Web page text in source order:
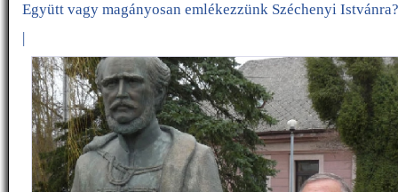
Együtt vagy magányosan emlékezzünk Széchenyi Istvánra?
|